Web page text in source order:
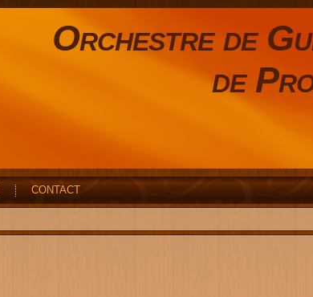
Orchestre de
de
CONTACT